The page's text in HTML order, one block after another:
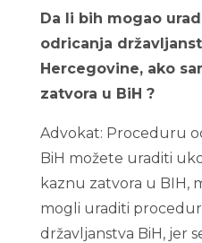
Da li bih mogao
odricanja
Hercegovine, ako
zatvora u BiH ?
Advokat: Proceduru
BiH možete uraditi
kaznu zatvora u BIH,
mogli uraditi
državljanstva BiH, jer